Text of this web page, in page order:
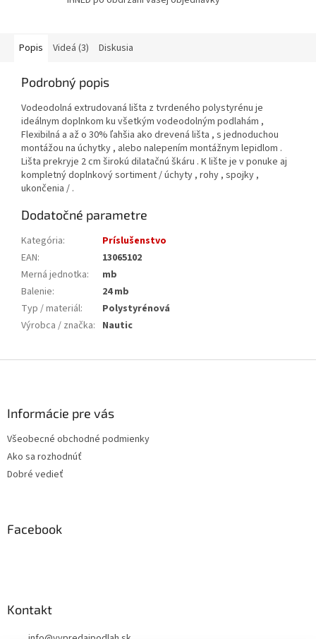
Popis Videá (3) Diskusia
Podrobný popis
Vodeodolná extrudovaná lišta z tvrdeného polystyrénu je
ideálnym doplnkom ku všetkým vodeodolným podlahám ,
Flexibilná a až o 30% ľahšia ako drevená lišta , s jednoduchou
montážou na úchytky , alebo nalepením montážnym lepidlom .
Lišta prekryje 2 cm širokú dilatačnú škáru . K lište je v ponuke aj
kompletný doplnkový sortiment / úchyty , rohy , spojky ,
ukončenia / .
Dodatočné parametre
Kategória:
Príslušenstvo
EAN:
13065102
Merná jednotka:
mb
Balenie:
24 mb
Typ / materiál:
Polystyrénová
Výrobca / značka: Nautic
Informácie pre vás
Všeobecné obchodné podmienky
Ako sa rozhodnúť
Dobré vedieť
Facebook
Kontakt